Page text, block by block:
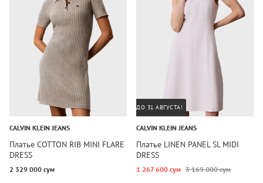
CALVIN KLEIN JEANS
Платье COTTON RIB MINI FLARE
DRESS
2 329 000 сум
ДО 31 АВГУСТА!
CALVIN KLEIN JEANS
Платье LINEN PANEL SL MIDI
DRESS
1 267 600 сум 3 169 000 сум